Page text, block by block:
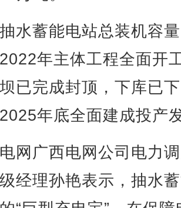
蓄能电站总装机容
年主体工程全面开
已完成封顶，下库已
年底全面建成投产
广西电网公司电力
经理孙艳表示，抽水